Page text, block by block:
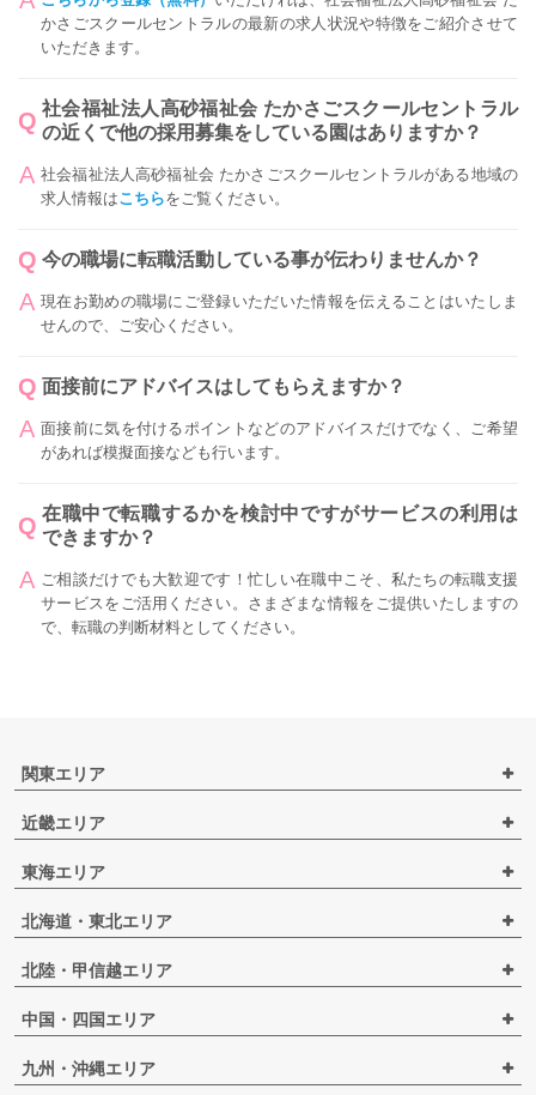
かさごスクールセントラルの最新の求人状況や特徴をご紹介させて
いただきます。
社会福祉法人高砂福祉会 たかさごスクールセントラル
の近くで他の採用募集をしている園はありますか？
社会福祉法人高砂福祉会 たかさごスクールセントラルがある地域の
求人情報はこちらをご覧ください。
今の職場に転職活動している事が伝わりませんか？
現在お勤めの職場にご登録いただいた情報を伝えることはいたしま
せんので、ご安心ください。
面接前にアドバイスはしてもらえますか？
面接前に気を付けるポイントなどのアドバイスだけでなく、ご希望
があれば模擬面接なども行います。
在職中で転職するかを検討中ですがサービスの利用は
できますか？
ご相談だけでも大歓迎です！忙しい在職中こそ、私たちの転職支援
サービスをご活用ください。さまざまな情報をご提供いたしますの
で、転職の判断材料としてください。
関東エリア
近畿エリア
東海エリア
北海道・東北エリア
北陸・甲信越エリア
中国・四国エリア
九州・沖縄エリア